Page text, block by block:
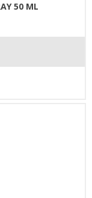
50 ML